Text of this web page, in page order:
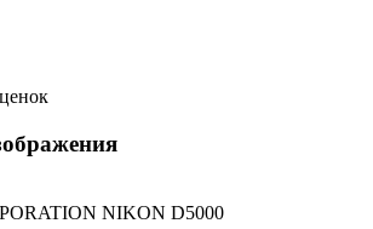
NIKON D5000